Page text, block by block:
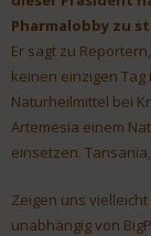
Pharmalobby zu
Er sagt zu
keinen einzigen
Naturheilmittel bei
Artemesia einem
einsetzen.
Zeigen uns
unabhängig von